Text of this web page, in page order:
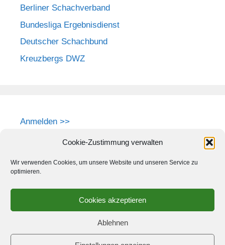
Cookie-Zustimmung verwalten
Wir verwenden Cookies, um unsere Website und unseren Service zu
optimieren.
Cookies akzeptieren
Ablehnen
Berliner Schachverband
Bundesliga Ergebnisdienst
Deutscher Schachbund
Kreuzbergs DWZ
Anmelden >>